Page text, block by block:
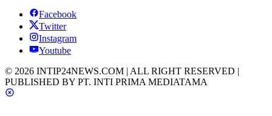
Facebook
Twitter
Instagram
Youtube
© 2026 INTIP24NEWS.COM | ALL RIGHT RESERVED |
PUBLISHED BY PT. INTI PRIMA MEDIATAMA